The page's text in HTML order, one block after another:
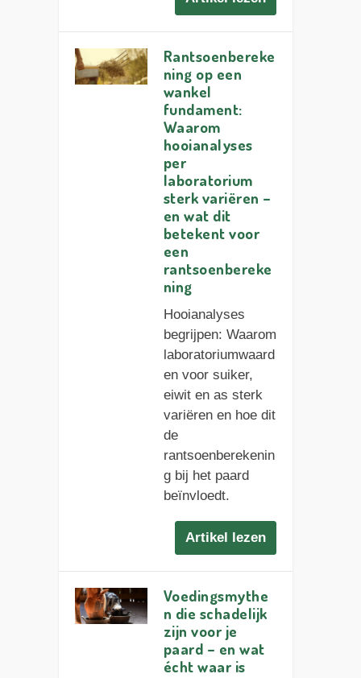
Rantsoenbereke
ning op een
wankel
fundament:
Waarom
hooianalyses
per
laboratorium
sterk variëren –
en wat dit
betekent voor
een
rantsoenbereke
ning
Hooianalyses
begrijpen: Waarom
laboratoriumwaard
en voor suiker,
eiwit en as sterk
variëren en hoe dit
de
rantsoenberekenin
g bij het paard
beïnvloedt.
Artikel lezen
Voedingsmythe
n die schadelijk
zijn voor je
paard – en wat
écht waar is